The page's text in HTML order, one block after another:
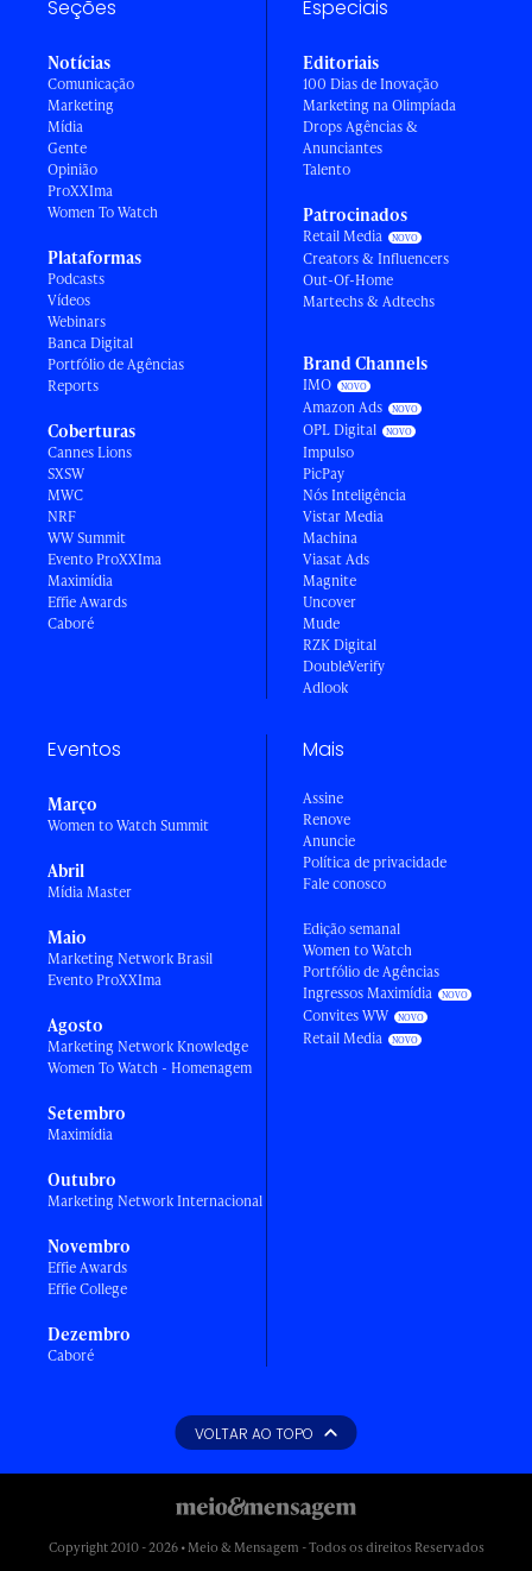
Seções
Notícias
Comunicação
Marketing
Mídia
Gente
Opinião
ProXXIma
Women To Watch
Plataformas
Podcasts
Vídeos
Webinars
Banca Digital
Portfólio de Agências
Reports
Coberturas
Cannes Lions
SXSW
MWC
NRF
WW Summit
Evento ProXXIma
Maximídia
Effie Awards
Caboré
Especiais
Editoriais
100 Dias de Inovação
Marketing na Olimpíada
Drops Agências &
Anunciantes
Talento
Patrocinados
Retail Media
Creators & Influencers
Out-Of-Home
Martechs & Adtechs
Brand Channels
IMO
Amazon Ads
OPL Digital
Impulso
PicPay
Nós Inteligência
Vistar Media
Machina
Viasat Ads
Magnite
Uncover
Mude
RZK Digital
DoubleVerify
Adlook
Eventos
Março
Women to Watch Summit
Abril
Mídia Master
Maio
Marketing Network Brasil
Evento ProXXIma
Agosto
Marketing Network Knowledge
Women To Watch - Homenagem
Setembro
Maximídia
Outubro
Marketing Network Internacional
Novembro
Effie Awards
Effie College
Dezembro
Caboré
Mais
Assine
Renove
Anuncie
Política de privacidade
Fale conosco
Edição semanal
Women to Watch
Portfólio de Agências
Ingressos Maximídia
Convites WW
Retail Media
VOLTAR AO TOPO
Copyright 2010 - 2026 • Meio & Mensagem - Todos os direitos Reservados